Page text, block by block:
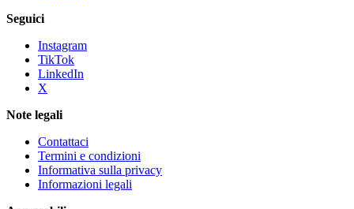
Seguici
Instagram
TikTok
LinkedIn
X
Note legali
Contattaci
Termini e condizioni
Informativa sulla privacy
Informazioni legali